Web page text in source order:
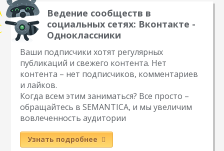
Ведение сообществ в
социальных сетях: Вконтакте -
Одноклассники
Ваши подписчики хотят регулярных
публикаций и свежего контента. Нет
контента – нет подписчиков, комментариев
и лайков.
Когда всем этим заниматься? Все просто –
обращайтесь в SEMANTICA, и мы увеличим
вовлеченность аудитории
Узнать подробнее